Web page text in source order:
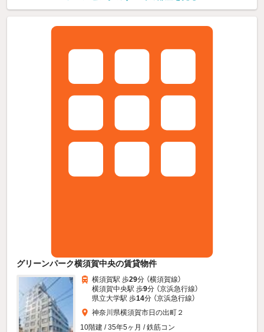
グリーンパーク横須賀中央の賃貸物件
横須賀駅 歩29分 （横須賀線）
横須賀中央駅 歩9分 （京浜急行線）
県立大学駅 歩14分 （京浜急行線）
神奈川県横須賀市日の出町２
10階建 / 35年5ヶ月 / 鉄筋コン